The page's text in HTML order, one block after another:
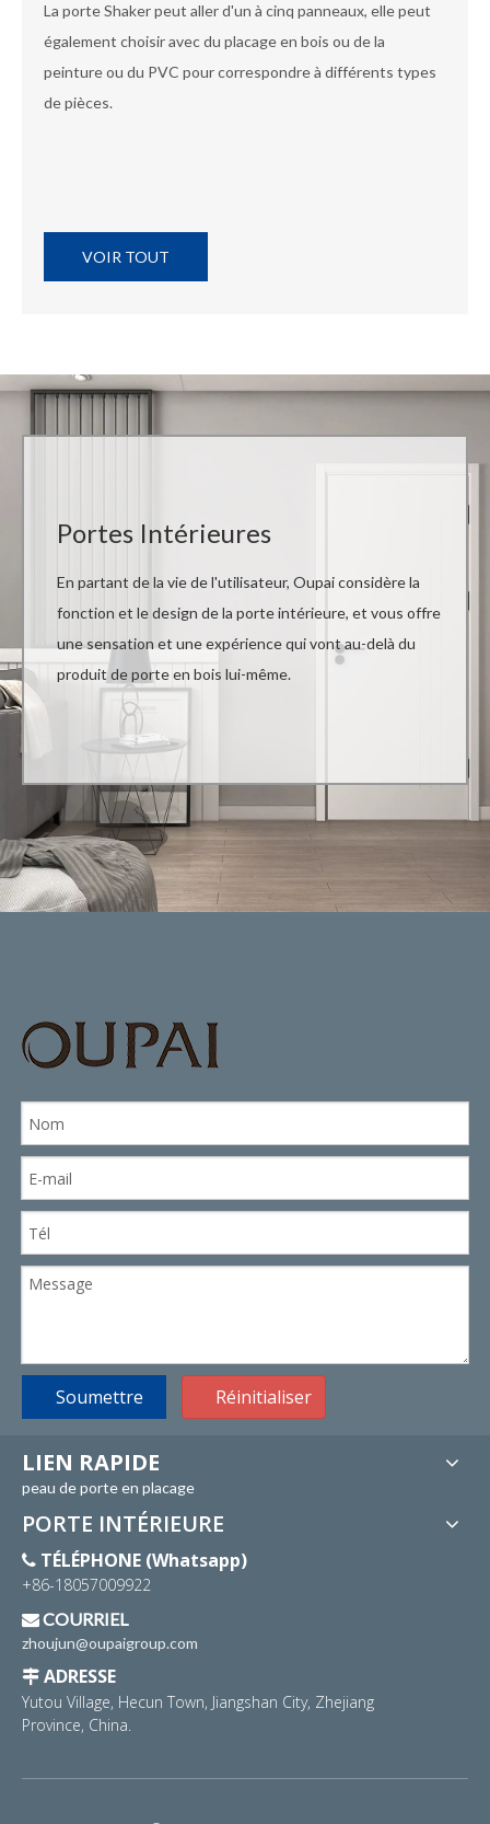
La porte Shaker peut aller d'un à cinq panneaux, elle peut
également choisir avec du placage en bois ou de la
peinture ou du PVC pour correspondre à différents types
de pièces.
VOIR TOUT
Portes Intérieures
En partant de la vie de l'utilisateur, Oupai considère la
fonction et le design de la porte intérieure, et vous offre
une sensation et une expérience qui vont au-delà du
produit de porte en bois lui-même.
Soumettre Réinitialiser
LIEN RAPIDE
peau de porte en placage
PORTE INTÉRIEURE
 TÉLÉPHONE (Whatsapp)
+86-18057009922
COURRIEL
zhoujun@oupaigroup.com
 ADRESSE
Yutou Village, Hecun Town, Jiangshan City, Zhejiang
Province, China.